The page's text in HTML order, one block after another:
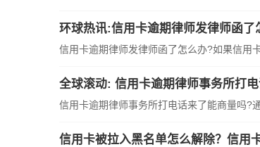
环球热讯:信用卡逾期律师发律师函了
信用卡逾期律师发律师函了怎么办?如果信用
全球滚动: 信用卡逾期律师事务所打
信用卡逾期律师事务所打电话来了能商量吗?
信用卡被拉入黑名单怎么解除？信用